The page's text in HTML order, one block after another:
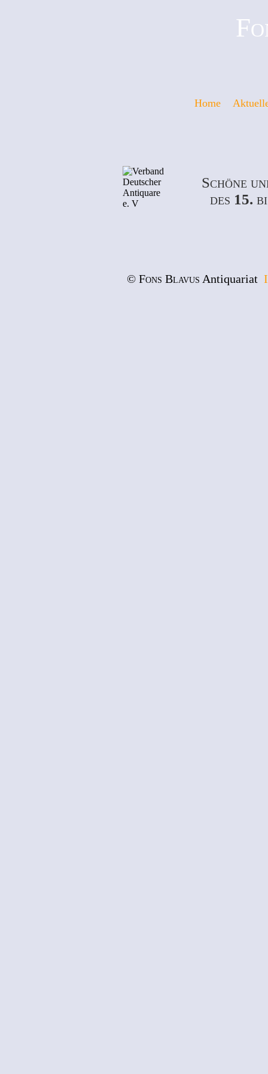
Home
Schöne
des 15.
© Fons Blavus Antiquariat